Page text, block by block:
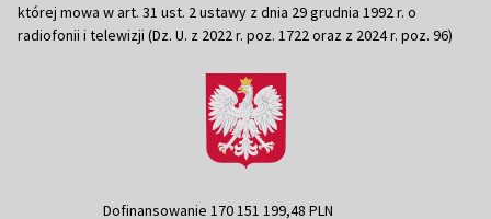
której mowa w art. 31 ust. 2 ustawy z dnia 29 grudnia 1992 r. o
radiofonii i telewizji (Dz. U. z 2022 r. poz. 1722 oraz z 2024 r. poz. 96)
Dofinansowanie 170 151 199,48 PLN